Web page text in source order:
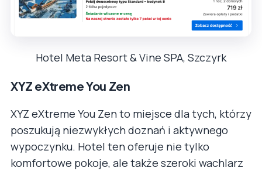
Hotel Meta Resort & Vine SPA, Szczyrk
XYZ eXtreme You Zen
XYZ eXtreme You Zen to miejsce dla tych, którzy
poszukują niezwykłych doznań i aktywnego
wypoczynku. Hotel ten oferuje nie tylko
komfortowe pokoje, ale także szeroki wachlarz